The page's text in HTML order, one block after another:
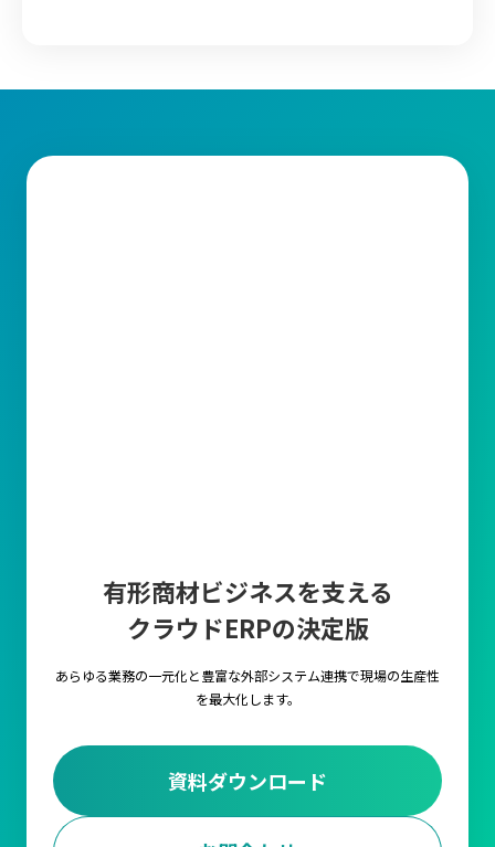
有形商材ビジネスを支える
クラウドERPの決定版
あらゆる業務の一元化と豊富な外部システム連携で現場の生産性
を最大化します。
資料ダウンロード